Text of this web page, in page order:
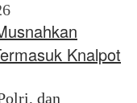
Knalpot